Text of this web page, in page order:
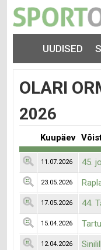
UUDISED
OLARI
2026
Kuupäev
11.07.2026 45.
23.05.2026
17.05.2026 44.
15.04.2026
12.04.2026